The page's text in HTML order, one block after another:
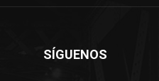
SÍGUENOS